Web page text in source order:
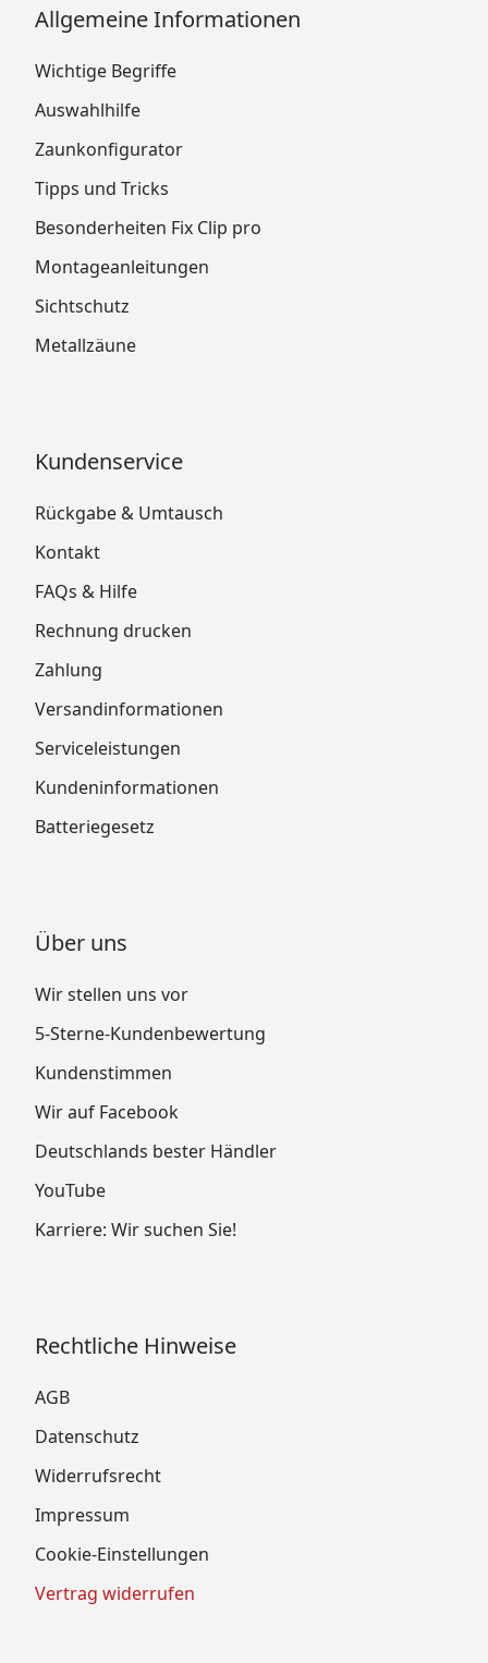
Allgemeine Informationen
Wichtige Begriffe
Auswahlhilfe
Zaunkonfigurator
Tipps und Tricks
Besonderheiten Fix Clip pro
Montageanleitungen
Sichtschutz
Metallzäune
Kundenservice
Rückgabe & Umtausch
Kontakt
FAQs & Hilfe
Rechnung drucken
Zahlung
Versandinformationen
Serviceleistungen
Kundeninformationen
Batteriegesetz
Über uns
Wir stellen uns vor
5-Sterne-Kundenbewertung
Kundenstimmen
Wir auf Facebook
Deutschlands bester Händler
YouTube
Karriere: Wir suchen Sie!
Rechtliche Hinweise
AGB
Datenschutz
Widerrufsrecht
Impressum
Cookie-Einstellungen
Vertrag widerrufen